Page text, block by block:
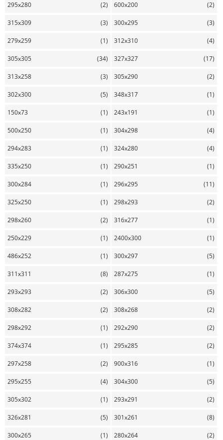
295x280 (2) 600x200 (2)
315x309 (3) 300x295 (3)
279x259 (1) 312x310 (4)
305x305 (34) 327x327 (17)
313x258 (3) 305x290 (2)
302x300 (5) 348x317 (1)
150x73 (1) 243x191 (1)
500x250 (1) 304x298 (4)
294x283 (1) 324x280 (4)
335x250 (1) 290x251 (1)
300x284 (1) 296x295 (11)
325x250 (1) 298x293 (2)
298x260 (2) 316x277 (1)
250x229 (1) 2400x300 (1)
486x252 (1) 300x297 (5)
311x311 (8) 287x275 (1)
293x293 (2) 306x300 (5)
308x282 (2) 308x268 (2)
298x292 (1) 292x290 (2)
374x374 (1) 295x285 (2)
297x258 (2) 900x316 (1)
295x255 (4) 304x300 (5)
305x302 (1) 293x291 (2)
326x281 (5) 301x261 (8)
300x265 (1) 280x264 (2)